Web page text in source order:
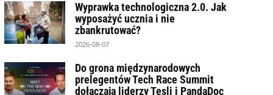
Wyprawka technologiczna 2.0. Jak
wyposażyć ucznia i nie
zbankrutować?
2026-08-07
Do grona międzynarodowych
prelegentów Tech Race Summit
dołączają liderzy Tesli i PandaDoc